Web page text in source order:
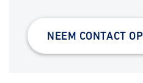
NEEM CONTACT OP